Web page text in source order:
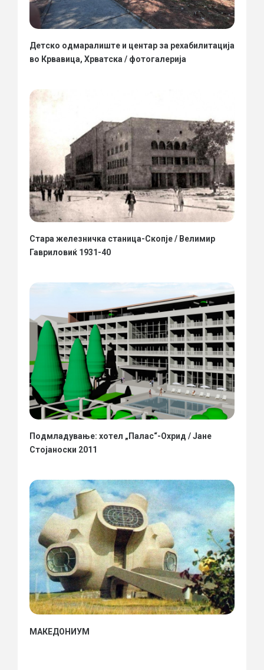
Детско одмаралиште и центар за рехабилитација
во Крвавица, Хрватска / фотогалерија
Стара железничка станица-Скопје / Велимир
Гавриловиќ 1931-40
Подмладување: хотел „Палас“-Охрид / Јане
Стојаноски 2011
МАКЕДОНИУМ